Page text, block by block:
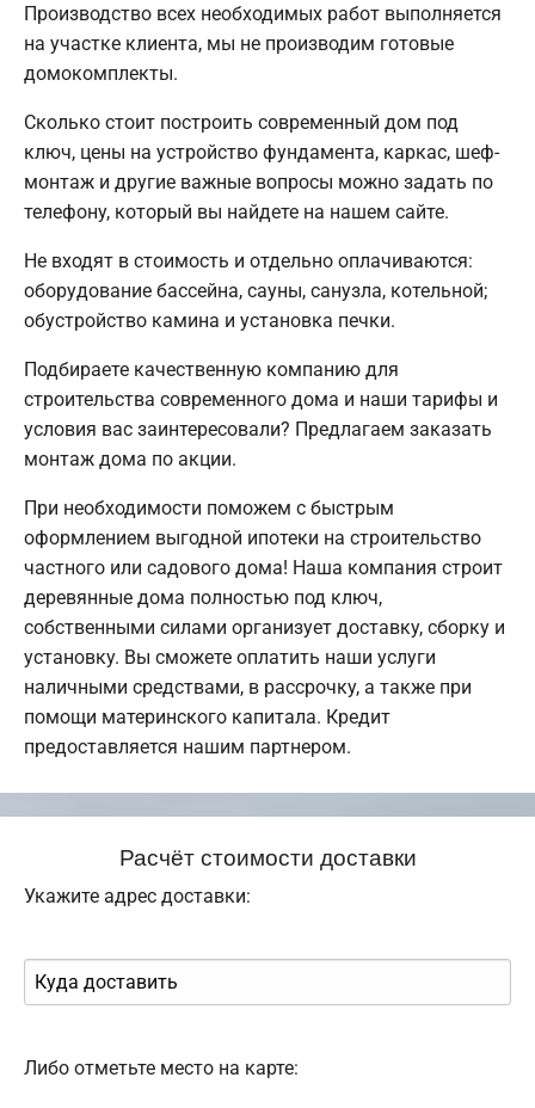
Производство всех необходимых работ выполняется
на участке клиента, мы не производим готовые
домокомплекты.
Сколько стоит построить современный дом под
ключ, цены на устройство фундамента, каркас, шеф-
монтаж и другие важные вопросы можно задать по
телефону, который вы найдете на нашем сайте.
Не входят в стоимость и отдельно оплачиваются:
оборудование бассейна, сауны, санузла, котельной;
обустройство камина и установка печки.
Подбираете качественную компанию для
строительства современного дома и наши тарифы и
условия вас заинтересовали? Предлагаем заказать
монтаж дома по акции.
При необходимости поможем с быстрым
оформлением выгодной ипотеки на строительство
частного или садового дома! Наша компания строит
деревянные дома полностью под ключ,
собственными силами организует доставку, сборку и
установку. Вы сможете оплатить наши услуги
наличными средствами, в рассрочку, а также при
помощи материнского капитала. Кредит
предоставляется нашим партнером.
Расчёт стоимости доставки
Укажите адрес доставки:
Либо отметьте место на карте: